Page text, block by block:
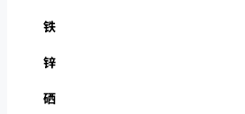
铁
锌
硒